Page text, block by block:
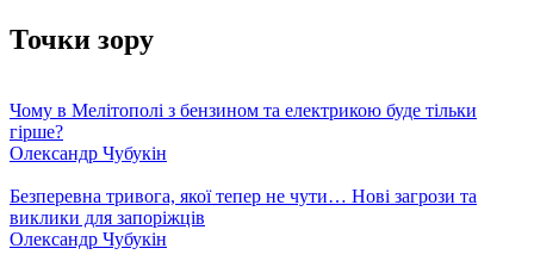
Точки зору
Чому в Мелітополі з бензином та електрикою буде тільки
гірше?
Олександр Чубукін
Безперевна тривога, якої тепер не чути… Нові загрози та
виклики для запоріжців
Олександр Чубукін